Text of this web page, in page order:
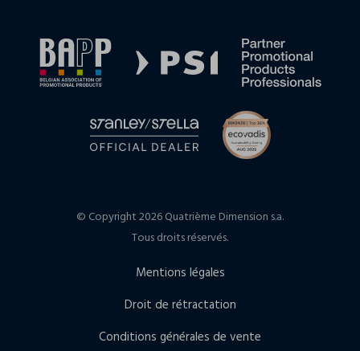
© Copyright 2026 Quatrième Dimension s.a.
Tous droits réservés.
Mentions légales
Droit de rétractation
Conditions générales de vente